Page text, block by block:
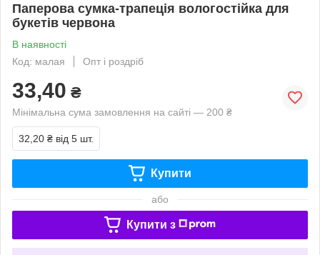
Паперова сумка-трапеція вологостійка для
букетів червона
В наявності
Код: малая
Опт і роздріб
33,40 ₴
Мінімальна сума замовлення на сайті — 200 ₴
32,20 ₴ від 5 шт.
Купити
або
Купити з